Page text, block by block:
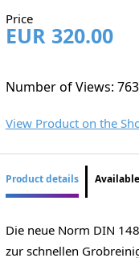
Price
EUR 320.00
Number of Views: 763
View Product on the
Product details
Die neue Norm DIN
zur schnellen